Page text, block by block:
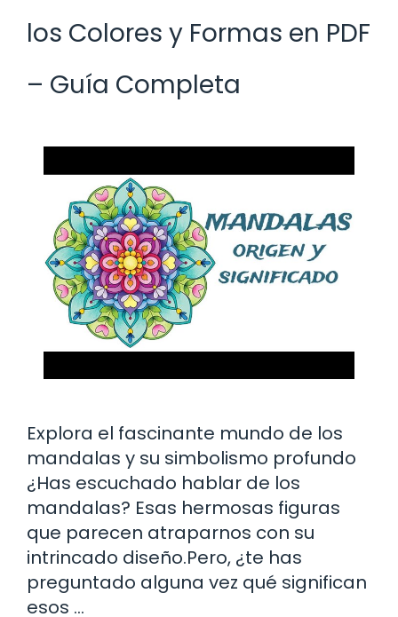
los Colores y Formas en PDF
– Guía Completa
Explora el fascinante mundo de los
mandalas y su simbolismo profundo
¿Has escuchado hablar de los
mandalas? Esas hermosas figuras
que parecen atraparnos con su
intrincado diseño.Pero, ¿te has
preguntado alguna vez qué significan
esos …